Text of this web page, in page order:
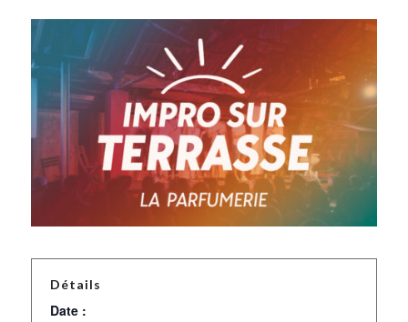
Détails
Date :